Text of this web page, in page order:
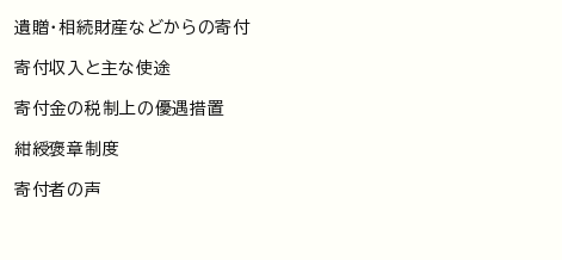
遺贈・相続財産などからの寄付
寄付収入と主な使途
寄付金の税制上の優遇措置
紺綬褒章制度
寄付者の声